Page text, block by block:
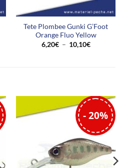
pecher
en vertical
Tete Plombee Gunki G’Foot
Orange Fluo Yellow
6,20€ – 10,10€Plage
- 20%